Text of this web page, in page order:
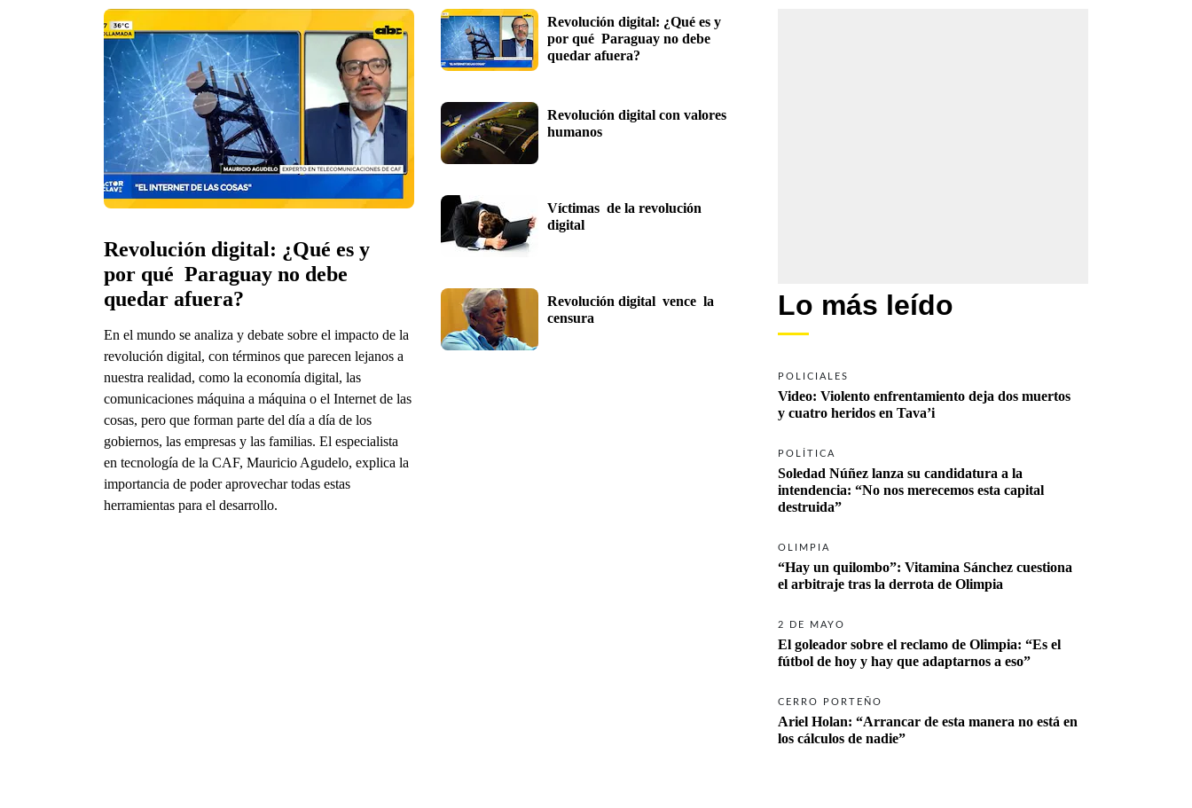
Revolución digital: ¿Qué es y
por qué  Paraguay no debe
quedar afuera?
En el mundo se analiza y debate sobre el impacto de la
revolución digital, con términos que parecen lejanos a
nuestra realidad, como la economía digital, las
comunicaciones máquina a máquina o el Internet de las
cosas, pero que forman parte del día a día de los
gobiernos, las empresas y las familias. El especialista
en tecnología de la CAF, Mauricio Agudelo, explica la
importancia de poder aprovechar todas estas
herramientas para el desarrollo.
Revolución digital: ¿Qué es y
por qué  Paraguay no debe
quedar afuera?
Revolución digital con valores
humanos
Víctimas  de la revolución
digital
Revolución digital  vence  la
censura
Lo más leído
POLICIALES
Video: Violento enfrentamiento deja dos muertos
y cuatro heridos en Tava’i
POLÍTICA
Soledad Núñez lanza su candidatura a la
intendencia: “No nos merecemos esta capital
destruida”
OLIMPIA
“Hay un quilombo”: Vitamina Sánchez cuestiona
el arbitraje tras la derrota de Olimpia
2 DE MAYO
El goleador sobre el reclamo de Olimpia: “Es el
fútbol de hoy y hay que adaptarnos a eso”
CERRO PORTEÑO
Ariel Holan: “Arrancar de esta manera no está en
los cálculos de nadie”